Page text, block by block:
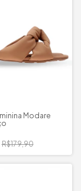
Modare
R$179,90